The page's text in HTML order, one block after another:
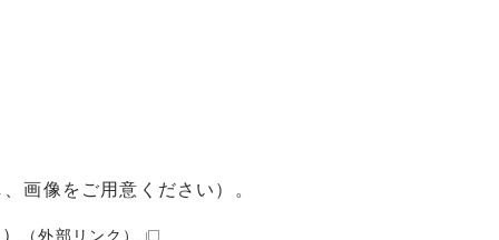
画像をご用意ください）。
（外部リンク）